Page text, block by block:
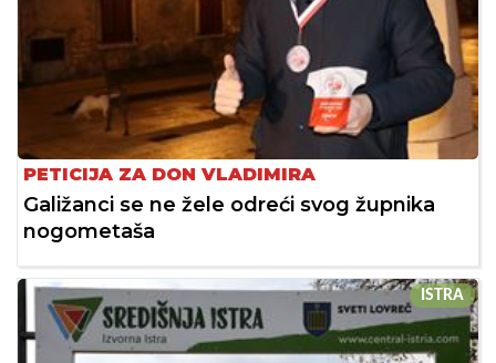
PETICIJA ZA DON VLADIMIRA
Galižanci se ne žele odreći svog župnika
nogometaša
ISTRA